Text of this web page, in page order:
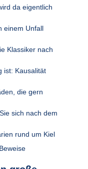
da eigentlich
einem Unfall
Klassiker nach
ist: Kausalität
die gern
sich nach dem
rund um Kiel